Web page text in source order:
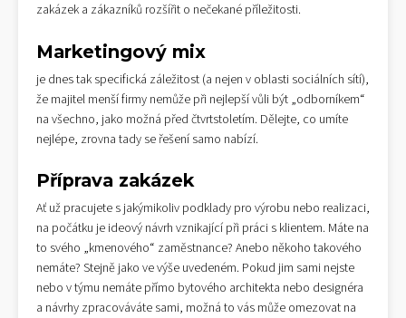
zakázek a zákazníků rozšířit o nečekané příležitosti.
Marketingový mix
je dnes tak specifická záležitost (a nejen v oblasti sociálních sítí),
že majitel menší firmy nemůže při nejlepší vůli být „odborníkem“
na všechno, jako možná před čtvrtstoletím. Dělejte, co umíte
nejlépe, zrovna tady se řešení samo nabízí.
Příprava zakázek
Ať už pracujete s jakýmikoliv podklady pro výrobu nebo realizaci,
na počátku je ideový návrh vznikající při práci s klientem. Máte na
to svého „kmenového“ zaměstnance? Anebo někoho takového
nemáte? Stejně jako ve výše uvedeném. Pokud jim sami nejste
nebo v týmu nemáte přímo bytového architekta nebo designéra
a návrhy zpracováváte sami, možná to vás může omezovat na